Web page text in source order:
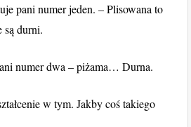
pani numer jeden. – Plisowana to
są durni.
numer dwa – piżama… Durna.
w tym. Jakby coś takiego